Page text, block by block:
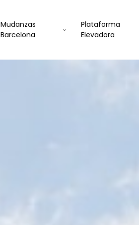
Mudanzas
Barcelona
Plataforma
Elevadora